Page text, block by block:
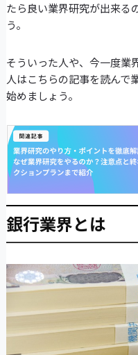
たら良い業界研究が出来る
う。
そういった人や、今一度業
人はこちらの記事を読んで
始めましょう。
銀行業界とは